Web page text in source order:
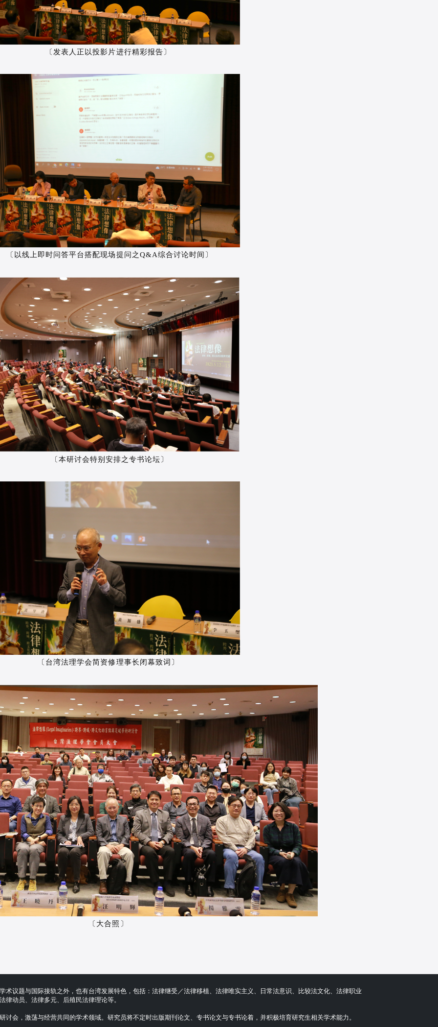
〔发表人正以投影片进行精彩报告〕
〔以线上即时问答平台搭配现场提问之Q&A综合讨论时间〕
〔本研讨会特别安排之专书论坛〕
〔台湾法理学会简资修理事长闭幕致词〕
〔大合照〕
术议题与国际接轨之外，也有台湾发展特色，包括：法律继受／法律移植、法律唯实主义、日常法意识、比较法文化、法律职业
律动员、法律多元、后殖民法律理论等。
讨会，激荡与经营共同的学术领域。研究员将不定时出版期刊论文、专书论文与专书论着，并积极培育研究生相关学术能力。